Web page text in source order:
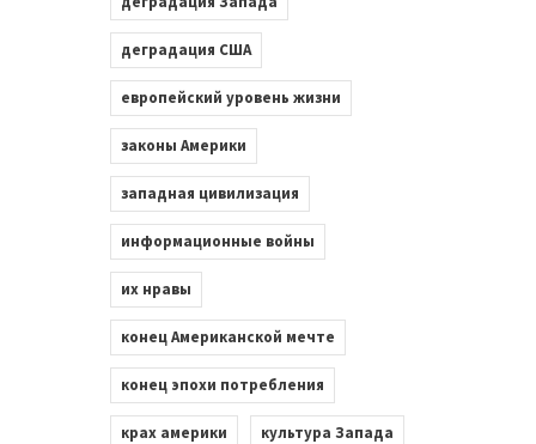
деградация США
европейский уровень жизни
законы Америки
западная цивилизация
информационные войны
их нравы
конец Американской мечте
конец эпохи потребления
крах америки культура Запада